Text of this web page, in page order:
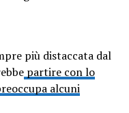
più distaccata dal
partire con lo
alcuni